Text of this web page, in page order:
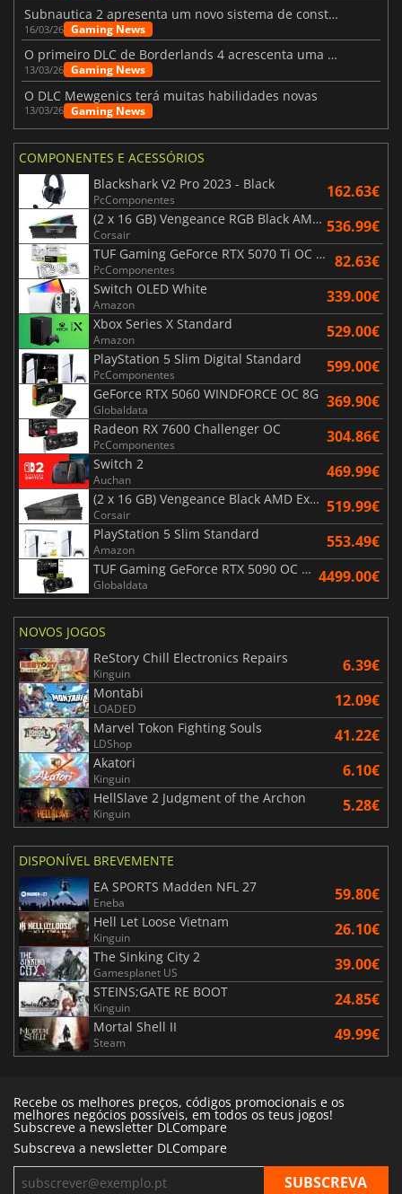
Subnautica 2 apresenta um novo sistema de construção de bases
16/03/26 Gaming News
O primeiro DLC de Borderlands 4 acrescenta uma nova personagem e muito mais
13/03/26 Gaming News
O DLC Mewgenics terá muitas habilidades novas
13/03/26 Gaming News
COMPONENTES E ACESSÓRIOS
Blackshark V2 Pro 2023 - Black
PcComponentes 162.63€
(2 x 16 GB) Vengeance RGB Black AMD Expo 6000 MHz - CAS 30
Corsair 536.99€
TUF Gaming GeForce RTX 5070 Ti OC White Edition 16GB
PcComponentes 82.63€
Switch OLED White
Amazon 339.00€
Xbox Series X Standard
Amazon 529.00€
PlayStation 5 Slim Digital Standard
PcComponentes 599.00€
GeForce RTX 5060 WINDFORCE OC 8G
Globaldata 369.90€
Radeon RX 7600 Challenger OC
PcComponentes 304.86€
Switch 2
Auchan 469.99€
(2 x 16 GB) Vengeance Black AMD Expo 6000 MHz - CAS 30
Corsair 519.99€
PlayStation 5 Slim Standard
Amazon 553.49€
TUF Gaming GeForce RTX 5090 OC Edition 32GB
Globaldata 4499.00€
NOVOS JOGOS
ReStory Chill Electronics Repairs
Kinguin 6.39€
Montabi
LOADED 12.09€
Marvel Tokon Fighting Souls
LDShop 41.22€
Akatori
Kinguin 6.10€
HellSlave 2 Judgment of the Archon
Kinguin 5.28€
DISPONÍVEL BREVEMENTE
EA SPORTS Madden NFL 27
Eneba 59.80€
Hell Let Loose Vietnam
Kinguin 26.10€
The Sinking City 2
Gamesplanet US 39.00€
STEINS;GATE RE BOOT
Kinguin 24.85€
Mortal Shell II
Steam 49.99€
Recebe os melhores preços, códigos promocionais e os
melhores negócios possíveis, em todos os teus jogos!
Subscreve a newsletter DLCompare
Subscreva a newsletter DLCompare